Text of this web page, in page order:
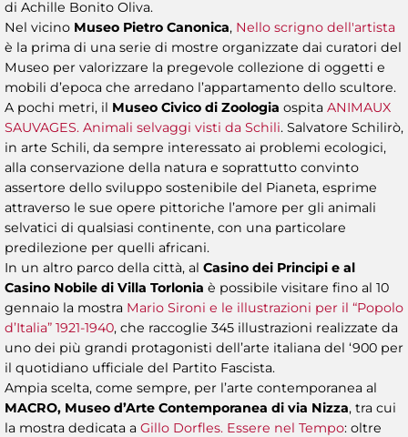
di Achille Bonito Oliva.
Nel vicino Museo Pietro Canonica, Nello scrigno dell'artista
è la prima di una serie di mostre organizzate dai curatori del
Museo per valorizzare la pregevole collezione di oggetti e
mobili d’epoca che arredano l’appartamento dello scultore.
A pochi metri, il Museo Civico di Zoologia ospita ANIMAUX
SAUVAGES. Animali selvaggi visti da Schili. Salvatore Schilirò,
in arte Schili, da sempre interessato ai problemi ecologici,
alla conservazione della natura e soprattutto convinto
assertore dello sviluppo sostenibile del Pianeta, esprime
attraverso le sue opere pittoriche l’amore per gli animali
selvatici di qualsiasi continente, con una particolare
predilezione per quelli africani.
In un altro parco della città, al Casino dei Principi e al
Casino Nobile di Villa Torlonia è possibile visitare fino al 10
gennaio la mostra Mario Sironi e le illustrazioni per il “Popolo
d’Italia” 1921-1940, che raccoglie 345 illustrazioni realizzate da
uno dei più grandi protagonisti dell’arte italiana del ‘900 per
il quotidiano ufficiale del Partito Fascista.
Ampia scelta, come sempre, per l’arte contemporanea al
MACRO, Museo d’Arte Contemporanea di via Nizza, tra cui
la mostra dedicata a Gillo Dorfles. Essere nel Tempo: oltre